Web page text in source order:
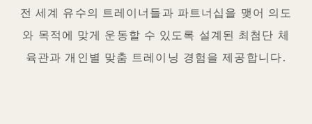
전 세계 유수의 트레이너들과 파트너십을 맺어 의도
와 목적에 맞게 운동할 수 있도록 설계된 최첨단 체
육관과 개인별 맞춤 트레이닝 경험을 제공합니다.